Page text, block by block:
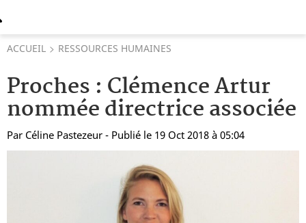
ACCUEIL RESSOURCES HUMAINES
Proches : Clémence Artur
nommée directrice associée
Par Céline Pastezeur - Publié le 19 Oct 2018 à 05:04